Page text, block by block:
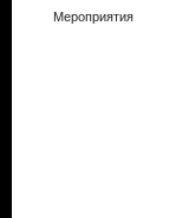
Мероприятия